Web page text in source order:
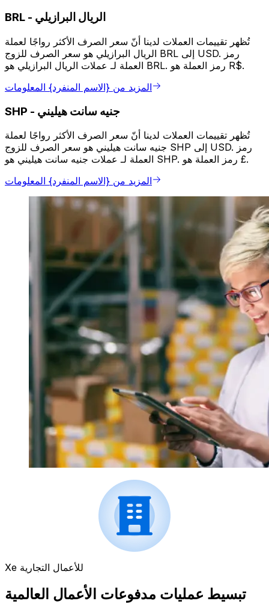
BRL - الريال البرازيلي
تُظهر تقييمات العملات لدينا أنّ سعر الصرف الأكثر رواجًا لعملة
الريال البرازيلي هو سعر الصرف للزوج BRL إلى USD. رمز
العملة لـ عملات الريال البرازيلي هو BRL. رمز العملة هو R$.
المزيد من {الاسم المنفرد} المعلومات
SHP - جنيه سانت هيليني
تُظهر تقييمات العملات لدينا أنّ سعر الصرف الأكثر رواجًا لعملة
جنيه سانت هيليني هو سعر الصرف للزوج SHP إلى USD. رمز
العملة لـ عملات جنيه سانت هيليني هو SHP. رمز العملة هو £.
المزيد من {الاسم المنفرد} المعلومات
Xe للأعمال التجارية
تبسيط عمليات مدفوعات الأعمال العالمية